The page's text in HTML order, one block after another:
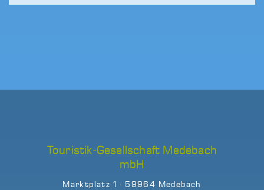
Touristik-Gesellschaft Medebach
mbH
Marktplatz 1 · 59964 Medebach